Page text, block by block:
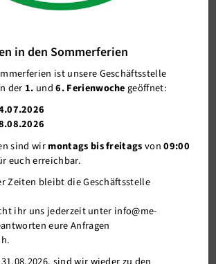
2025
e.V.
in den Sommerferien
ist unsere Geschäftsstelle
der 1. und6. Ferienwochegeöffnet:
sind wirmontags bis freitagsvon09:00
euch erreichbar.
Zeiten bleibt die Geschäftsstelle
ihr uns jederzeit unter info@me-
eure Anfragen